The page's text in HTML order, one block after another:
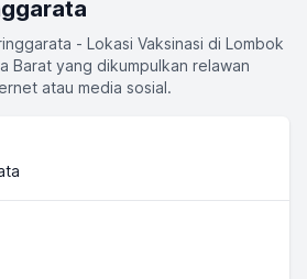
- Lokasi Vaksinasi di Lombok
Barat yang dikumpulkan relawan
atau media sosial.